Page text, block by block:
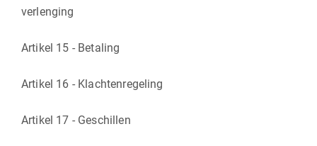
verlenging
Artikel 15 - Betaling
Artikel 16 - Klachtenregeling
Artikel 17 - Geschillen